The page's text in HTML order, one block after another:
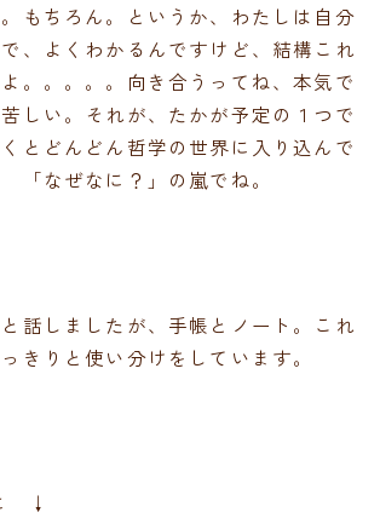
もちろん。というか、わたしは自分
、よくわかるんですけど、結構これ
。。。。。向き合うってね、本気で
しい。それが、たかが予定の１つで
とどんどん哲学の世界に入り込んで
「なぜなに？」の嵐でね。
話しましたが、手帳とノート。これ
きりと使い分けをしています。
↓